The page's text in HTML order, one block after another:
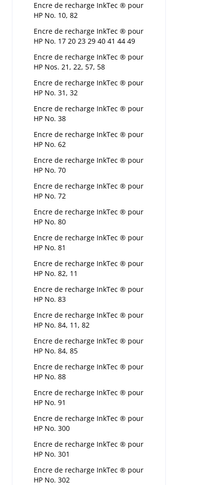
Encre de recharge InkTec ® pour
HP No. 10, 82
Encre de recharge InkTec ® pour
HP No. 17 20 23 29 40 41 44 49
Encre de recharge InkTec ® pour
HP Nos. 21, 22, 57, 58
Encre de recharge InkTec ® pour
HP No. 31, 32
Encre de recharge InkTec ® pour
HP No. 38
Encre de recharge InkTec ® pour
HP No. 62
Encre de recharge InkTec ® pour
HP No. 70
Encre de recharge InkTec ® pour
HP No. 72
Encre de recharge InkTec ® pour
HP No. 80
Encre de recharge InkTec ® pour
HP No. 81
Encre de recharge InkTec ® pour
HP No. 82, 11
Encre de recharge InkTec ® pour
HP No. 83
Encre de recharge InkTec ® pour
HP No. 84, 11, 82
Encre de recharge InkTec ® pour
HP No. 84, 85
Encre de recharge InkTec ® pour
HP No. 88
Encre de recharge InkTec ® pour
HP No. 91
Encre de recharge InkTec ® pour
HP No. 300
Encre de recharge InkTec ® pour
HP No. 301
Encre de recharge InkTec ® pour
HP No. 302